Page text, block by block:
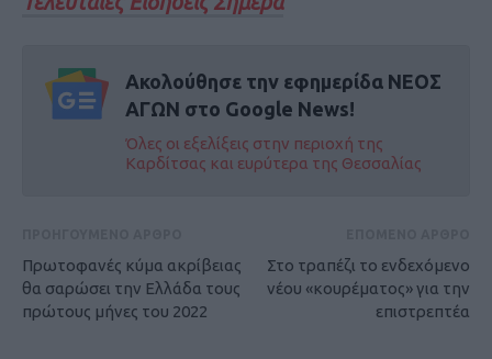
Ακολούθησε την εφημερίδα ΝΕΟΣ
ΑΓΩΝ στο Google News!
Όλες οι εξελίξεις στην περιοχή της
Καρδίτσας και ευρύτερα της Θεσσαλίας
Πρωτοφανές κύμα ακρίβειας
θα σαρώσει την Ελλάδα τους
πρώτους μήνες του 2022
Στο τραπέζι το ενδεχόμενο
νέου «κουρέματος» για την
επιστρεπτέα